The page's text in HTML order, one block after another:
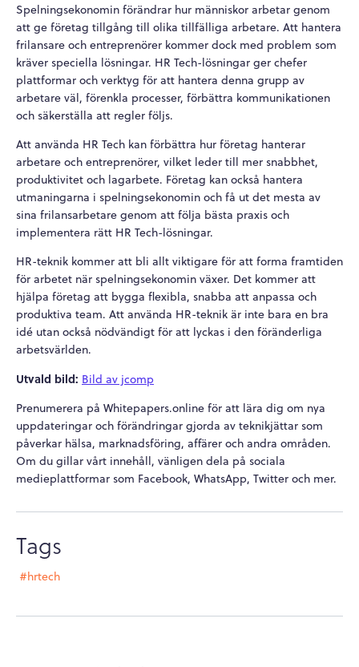
Spelningsekonomin förändrar hur människor arbetar genom
att ge företag tillgång till olika tillfälliga arbetare. Att hantera
frilansare och entreprenörer kommer dock med problem som
kräver speciella lösningar. HR Tech-lösningar ger chefer
plattformar och verktyg för att hantera denna grupp av
arbetare väl, förenkla processer, förbättra kommunikationen
och säkerställa att regler följs.
Att använda HR Tech kan förbättra hur företag hanterar
arbetare och entreprenörer, vilket leder till mer snabbhet,
produktivitet och lagarbete. Företag kan också hantera
utmaningarna i spelningsekonomin och få ut det mesta av
sina frilansarbetare genom att följa bästa praxis och
implementera rätt HR Tech-lösningar.
HR-teknik kommer att bli allt viktigare för att forma framtiden
för arbetet när spelningsekonomin växer. Det kommer att
hjälpa företag att bygga flexibla, snabba att anpassa och
produktiva team. Att använda HR-teknik är inte bara en bra
idé utan också nödvändigt för att lyckas i den föränderliga
arbetsvärlden.
Utvald bild: Bild av jcomp
Prenumerera på Whitepapers.online för att lära dig om nya
uppdateringar och förändringar gjorda av teknikjättar som
påverkar hälsa, marknadsföring, affärer och andra områden.
Om du gillar vårt innehåll, vänligen dela på sociala
medieplattformar som Facebook, WhatsApp, Twitter och mer.
Tags
#hrtech